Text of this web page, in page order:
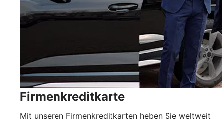
Firmenkreditkarte
Mit unseren Firmenkreditkarten heben Sie weltweit